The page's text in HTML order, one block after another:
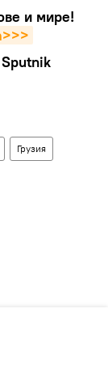
и мире!
Sputnik
Грузия